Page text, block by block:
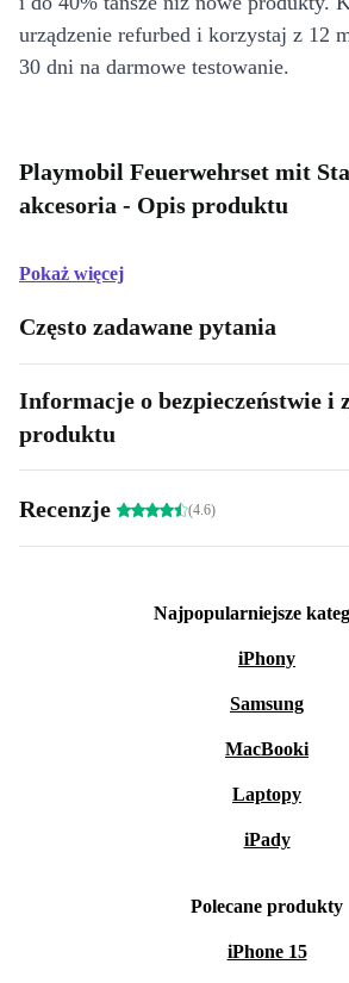
urządzenie refurbed i korzystaj z 12
30 dni na darmowe testowanie.
Playmobil Feuerwehrset mit
akcesoria - Opis produktu
Pokaż więcej
Często zadawane pytania
Informacje o bezpieczeństwie i
produktu
Recenzje (4.6)
Najpopularniejsze
iPhony
Samsung
MacBooki
Laptopy
iPady
Polecane produkty
iPhone 15